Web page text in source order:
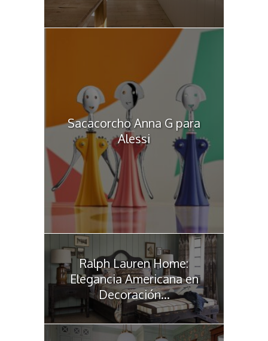
Sacacorcho Anna G para
Alessi
Ralph Lauren Home:
Elegancia Americana en
Decoración...